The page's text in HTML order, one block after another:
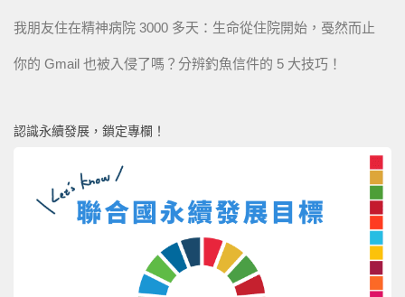
我朋友住在精神病院 3000 多天：生命從住院開始，戞然而止
你的 Gmail 也被入侵了嗎？分辨釣魚信件的 5 大技巧！
認識永續發展，鎖定專欄！